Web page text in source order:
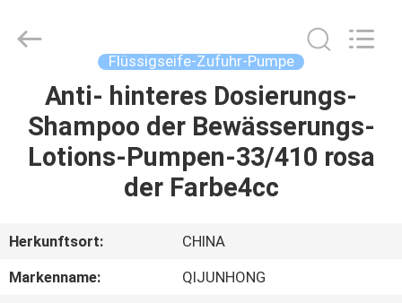
HAUSE
PRODUKTE
VR-
SHOW
PRODUCTS
MANUFACTORY
Flüssigseife-Zufuhr-Pumpe
Anti- hinteres Dosierungs-
Shampoo der Bewässerungs-
Lotions-Pumpen-33/410 rosa
der Farbe4cc
Herkunftsort:
CHINA
Markenname:
QIJUNHONG